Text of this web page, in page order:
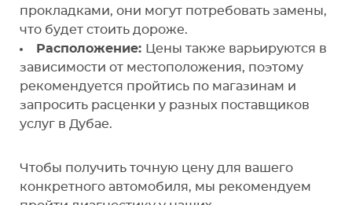
прокладками, они могут потребовать замены,
что будет стоить дороже.
Расположение: Цены также варьируются в
зависимости от местоположения, поэтому
рекомендуется пройтись по магазинам и
запросить расценки у разных поставщиков
услуг в Дубае.
Чтобы получить точную цену для вашего
конкретного автомобиля, мы рекомендуем